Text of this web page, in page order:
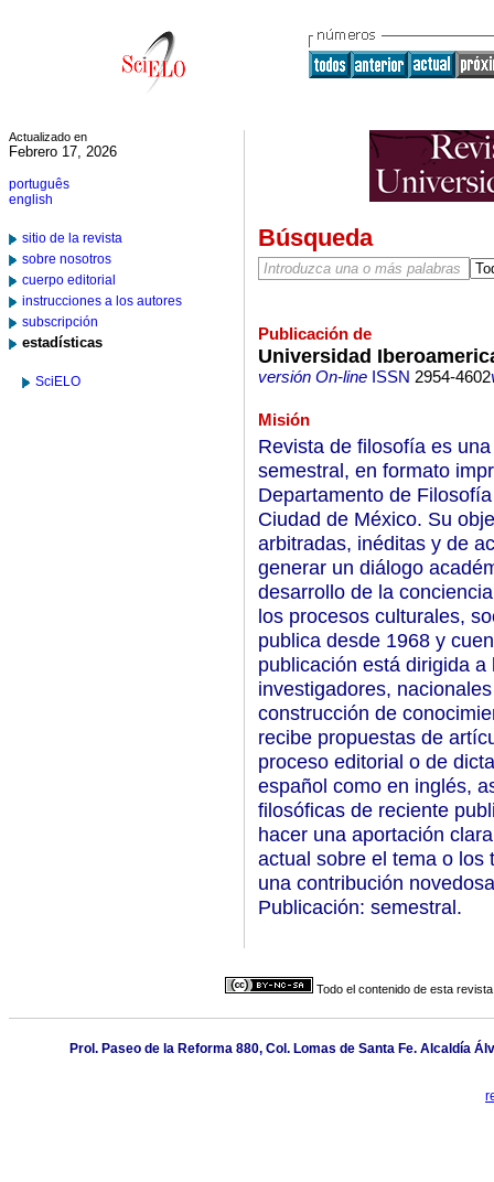
Actualizado en
Febrero 17, 2026
português
english
sitio de la revista
sobre nosotros
cuerpo editorial
instrucciones a los autores
subscripción
estadísticas
SciELO
Búsqueda
Publicación de
Universidad
versión On-lineISSN 2954-4602
Misión
Revista de filosofía es
semestral, en formato
Departamento de
Ciudad de México. Su
arbitradas, inéditas y de
generar un diálogo
desarrollo de la
los procesos culturales,
publica desde 1968 y
publicación está dirigida
investigadores,
construcción de
recibe propuestas de
proceso editorial o de
español como en inglés,
filosóficas de reciente
hacer una aportación
actual sobre el tema o los
una contribución
Publicación: semestral.
Todo el contenido de esta
Prol. Paseo de la Reforma 880, Col. Lomas de Santa Fe. Alcaldía